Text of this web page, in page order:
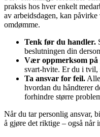
praksis hos hver enkelt
av arbeidsdagen, kan
omdømme.
Tenk før du handler.
beslutningen din
Vær oppmerksom på
svart-hvite. Er du i tvil,
Ta ansvar for feil.
hvordan du håndterer
forhindre større
Når du tar personlig ansvar,
å gjøre det riktige – også når